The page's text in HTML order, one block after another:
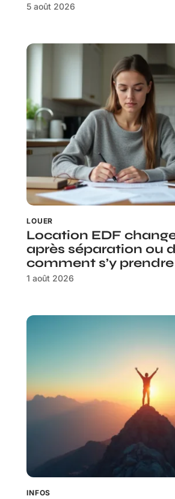
5 août 2026
LOUER
Location EDF
après séparation ou
comment s’y prendre
1 août 2026
INFOS